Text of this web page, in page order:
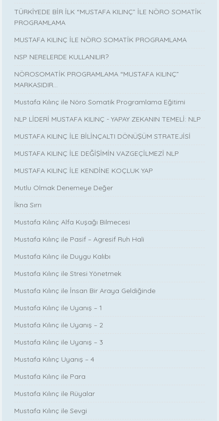
TÜRKİYEDE BİR İLK “MUSTAFA KILINÇ” İLE NÖRO SOMATİK
PROGRAMLAMA
MUSTAFA KILINÇ İLE NÖRO SOMATİK PROGRAMLAMA
NSP NERELERDE KULLANILIR?
NÖROSOMATİK PROGRAMLAMA “MUSTAFA KILINÇ”
MARKASIDIR…
Mustafa Kılınç ile Nöro Somatik Programlama Eğitimi
NLP LİDERİ MUSTAFA KILINÇ - YAPAY ZEKANIN TEMELİ: NLP
MUSTAFA KILINÇ İLE BİLİNÇALTI DÖNÜŞÜM STRATEJİSİ
MUSTAFA KILINÇ İLE DEĞİŞİMİN VAZGEÇİLMEZİ NLP
MUSTAFA KILINÇ İLE KENDİNE KOÇLUK YAP
Mutlu Olmak Denemeye Değer
İkna Sırrı
Mustafa Kılınç Alfa Kuşağı Bilmecesi
Mustafa Kılınç ile Pasif – Agresif Ruh Hali
Mustafa Kılınç ile Duygu Kalıbı
Mustafa Kılınç ile Stresi Yönetmek
Mustafa Kılınç ile İnsan Bir Araya Geldiğinde
Mustafa Kılınç ile Uyanış – 1
Mustafa Kılınç ile Uyanış – 2
Mustafa Kılınç ile Uyanış – 3
Mustafa Kılınç Uyanış – 4
Mustafa Kılınç ile Para
Mustafa Kılınç ile Rüyalar
Mustafa Kılınç ile Sevgi